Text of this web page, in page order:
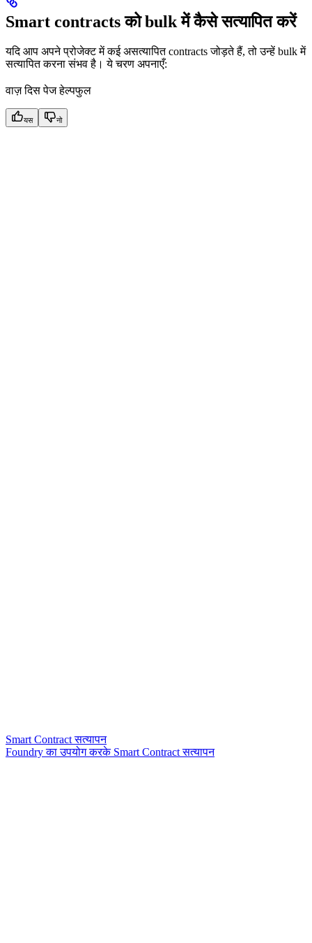
Smart contracts को bulk में कैसे सत्यापित करें
यदि आप अपने प्रोजेक्ट में कई असत्यापित contracts जोड़ते हैं, तो उन्हें bulk में
सत्यापित करना संभव है। ये चरण अपनाएँ:
वाज़ दिस पेज हेल्पफुल
यस नो
Smart Contract सत्यापन
Foundry का उपयोग करके Smart Contract सत्यापन